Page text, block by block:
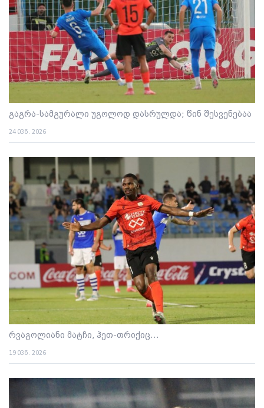
გაგრა-სამგურალი უგოლოდ დასრულდა; წინ შესვენებაა
24 ივნ. 2026
რვაგოლიანი მატჩი, ჰეთ-თრიქიც...
19 ივნ. 2026